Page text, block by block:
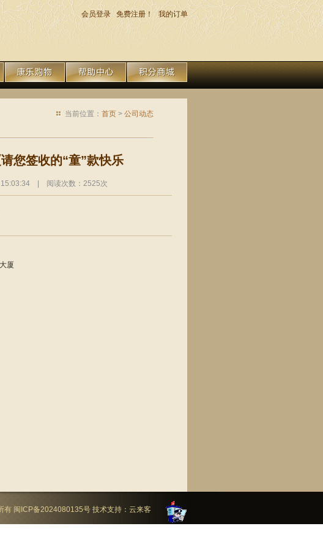
会员登录 免费注册！ 我的订单
当前位置： 首页 > 公司动态
您签收的“童”款快乐
| 阅读次数：2525次
厦
有 闽ICP备2024080135号 技术支持： 云来客